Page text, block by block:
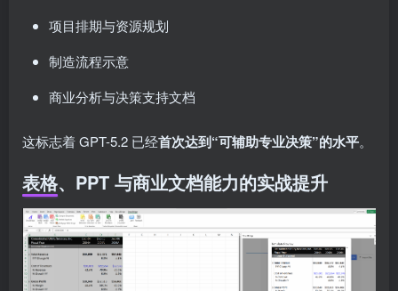
项目排期与资源规划
制造流程示意
商业分析与决策支持文档
这标志着 GPT-5.2 已经首次达到“可辅助专业决策”的水平。
表格、PPT 与商业文档能力的实战提升